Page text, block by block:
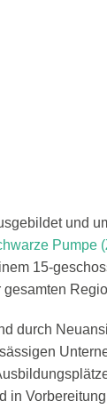
und
Pumpe
15-
durch